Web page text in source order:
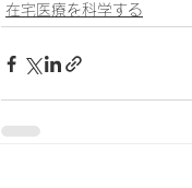
在宅医療を科学する